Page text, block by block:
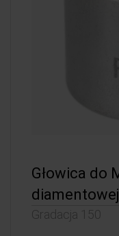
Głowica do
diamentowej
Gradacja 150